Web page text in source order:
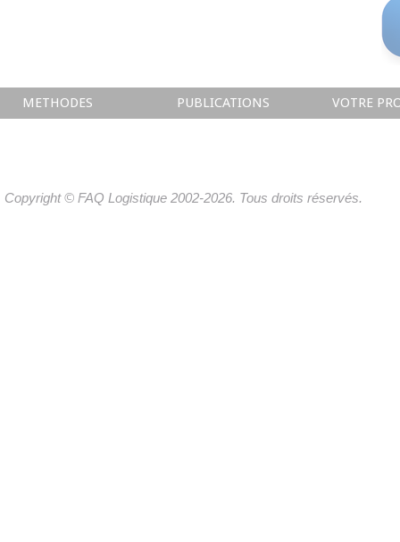
METHODES PUBLICATIONS VOTRE
Copyright © FAQ Logistique 2002-2026. Tous droits réservés.